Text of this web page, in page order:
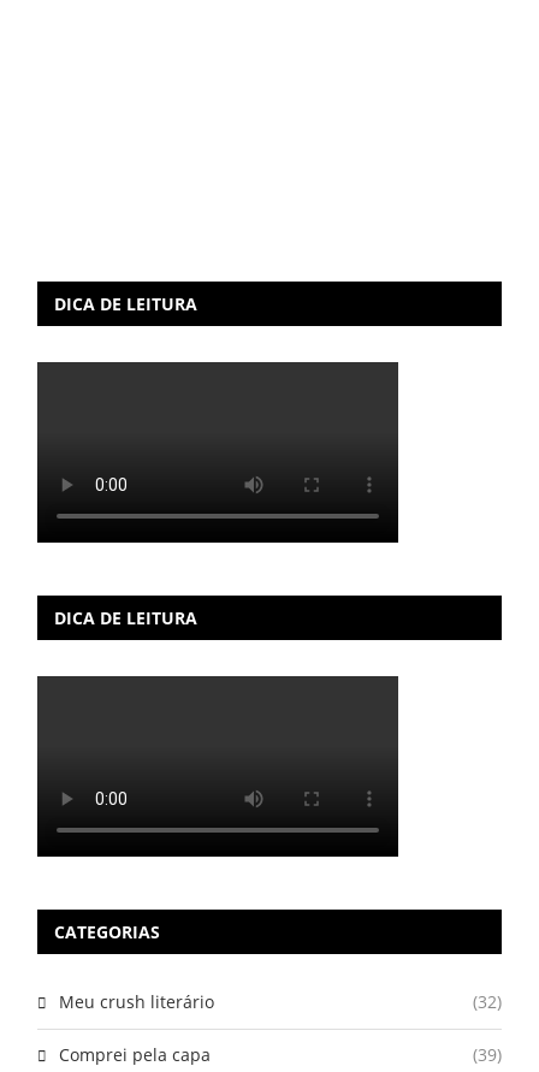
DICA DE LEITURA
DICA DE LEITURA
CATEGORIAS
Meu crush literário (32)
Comprei pela capa (39)